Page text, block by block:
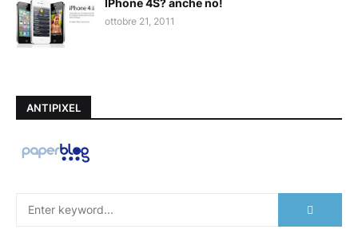
IPhone 4S? anche no!
ottobre 21, 2011
ANTIPIXEL